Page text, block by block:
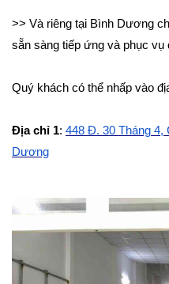
>> Và riêng tại Bình Dương
sẵn sàng tiếp ứng và phục vụ
Quý khách có thể nhấp vào
Địa chỉ 1: 448 Đ. 30 Tháng 4,
Dương